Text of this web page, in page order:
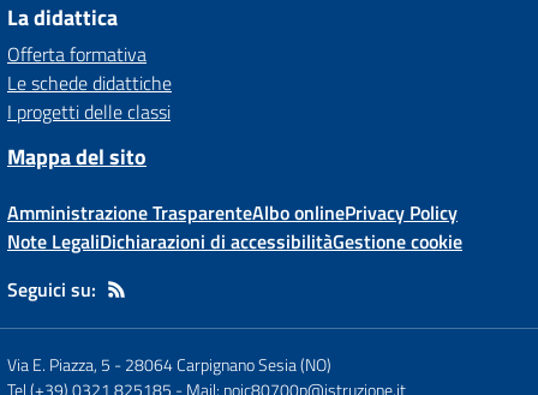
La didattica
Offerta formativa
Le schede didattiche
I progetti delle classi
Mappa del sito
Amministrazione TrasparenteAlbo onlinePrivacy Policy
Note LegaliDichiarazioni di accessibilitàGestione cookie
Seguici su:
Via E. Piazza, 5 -28064 Carpignano Sesia (NO)
Tel (+39) 0321 825185 - Mail: noic80700p@istruzione.it